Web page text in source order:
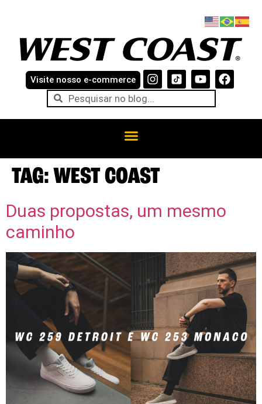
Visite nosso e-commerce
TAG: WEST COAST
Duas propostas, um mesmo
caminho